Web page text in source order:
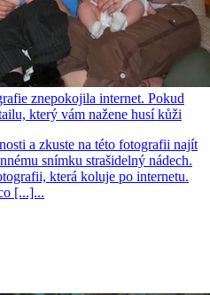
znepokojila internet. Pokud
který vám nažene husí kůži
a zkuste na této fotografii najít
snímku strašidelný nádech.
která koluje po internetu.
[...]...